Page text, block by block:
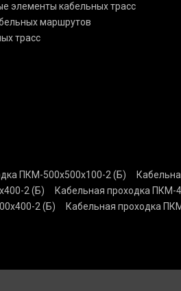
элементы кабельных трасс
маршрутов
трасс
ПКМ-500х500х100-2 (Б)
2 (Б)
Кабельная проходка ПКМ-
2 (Б) Кабельная проходка